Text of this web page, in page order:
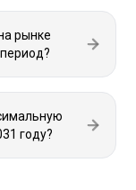
рынке
году?